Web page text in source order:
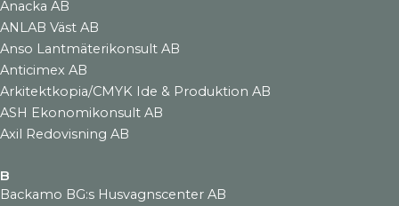
Anacka AB
ANLAB Väst AB
Anso Lantmäterikonsult AB
Anticimex AB
Arkitektkopia/CMYK Ide & Produktion AB
ASH Ekonomikonsult AB
Axil Redovisning AB
B
Backamo BG:s Husvagnscenter AB